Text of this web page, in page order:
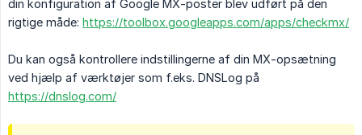
din konfiguration af Google MX-poster blev udført på den
rigtige måde: https://toolbox.googleapps.com/apps/checkmx/
Du kan også kontrollere indstillingerne af ​​din MX-opsætning
ved hjælp af værktøjer som f.eks. DNSLog på
https://dnslog.com/